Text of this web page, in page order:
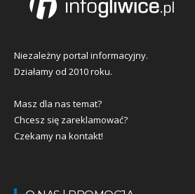
Niezależny portal informacyjny.
Działamy od 2010 roku.
Masz dla nas temat?
Chcesz się zareklamować?
Czekamy na kontakt!